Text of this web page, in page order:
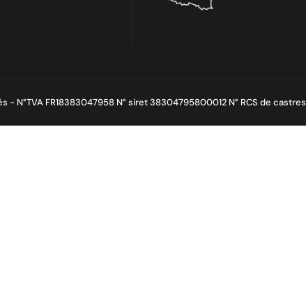
N°TVA FR18383047958 N° siret 38304795800012 N° RCS de castres